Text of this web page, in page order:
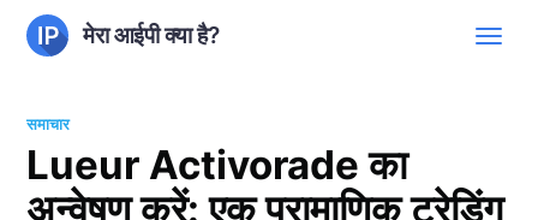
मेरा आईपी क्या है?
समाचार
Lueur Activorade का
अन्वेषण करें: एक प्रामाणिक ट्रेडिंग